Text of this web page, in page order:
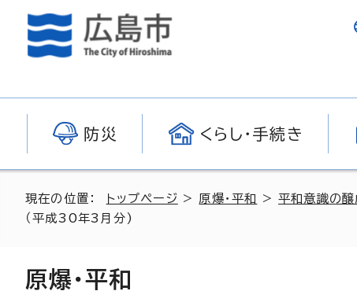
防災 くらし・手続き
現在の位置： トップページ > 原爆・平和 >平和意識の醸
（平成30年3月分)
原爆・平和